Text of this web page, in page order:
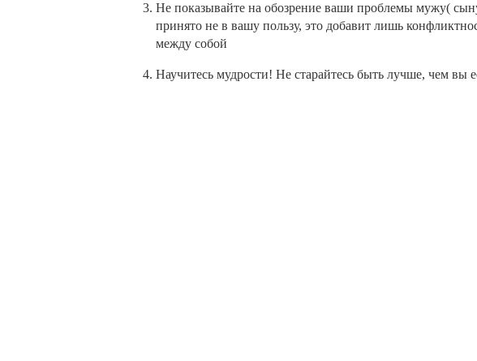
Не показывайте на обозрение ваши проблемы мужу(
принято не в вашу пользу, это добавит лишь
между собой
Научитесь мудрости! Не старайтесь быть лучше, чем вы